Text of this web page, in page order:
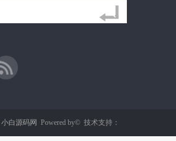
小白源码网 Powered by© 技术支持：